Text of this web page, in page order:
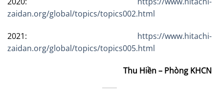
zaidan.org/global/topics/topics002.html
2021: https://www.hitachi-
zaidan.org/global/topics/topics005.html
Thu Hiền – Phòng KHCN